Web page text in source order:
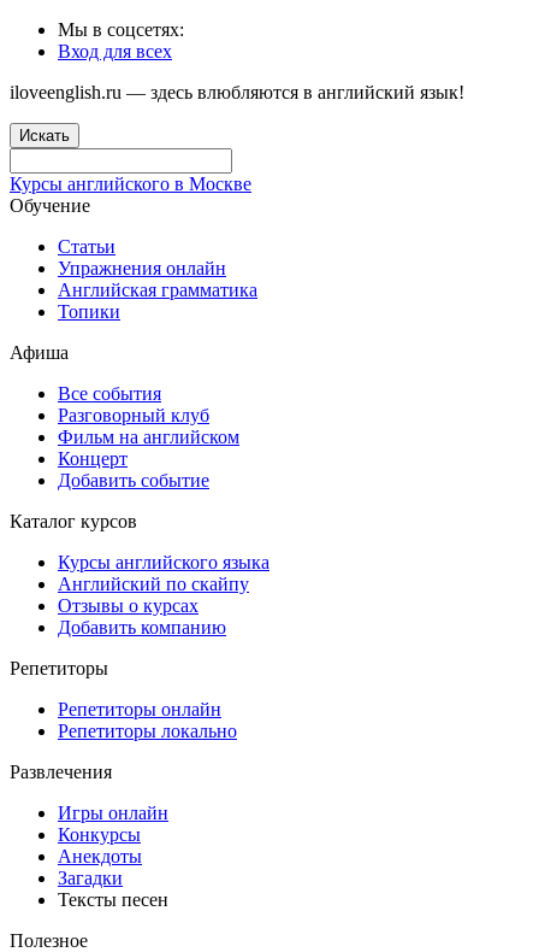
Мы в соцсетях:
Вход для всех
iloveenglish.ru — здесь влюбляются в английский язык!
Искать
Курсы английского в Москве
Обучение
Статьи
Упражнения онлайн
Английская грамматика
Топики
Афиша
Все события
Разговорный клуб
Фильм на английском
Концерт
Добавить событие
Каталог курсов
Курсы английского языка
Английский по скайпу
Отзывы о курсах
Добавить компанию
Репетиторы
Репетиторы онлайн
Репетиторы локально
Развлечения
Игры онлайн
Конкурсы
Анекдоты
Загадки
Тексты песен
Полезное